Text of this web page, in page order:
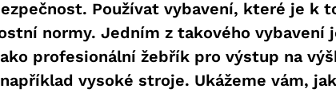
Používat vybavení, které je k
normy. Jedním z takového vybavení
profesionální žebřík pro výstup na
vysoké stroje. Ukážeme vám,